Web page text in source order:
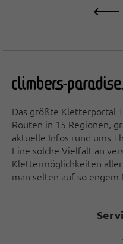
Das größte Kletterportal
Routen in 15 Regionen,
aktuelle Infos rund ums
Eine solche Vielfalt an
Klettermöglichkeiten
man selten auf so engem